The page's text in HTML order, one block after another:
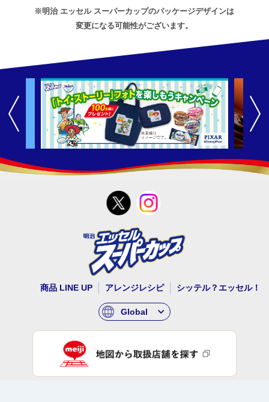
※明治 エッセル スーパーカップのパッケージデザインは
変更になる可能性がございます。
商品 LINE UP アレンジレシピ シッテル？エッセル！
Global